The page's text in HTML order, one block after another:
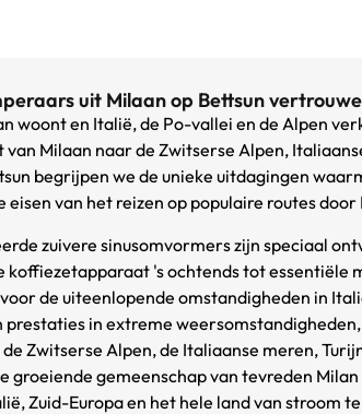
uit Milaan op Bettsun
woont en Italië, de Po-vallei en de Alpen
Milaan naar de Zwitserse Alpen,
begrijpen we de unieke uitdagingen
eisen van het reizen op populaire routes
zuivere sinusomvormers zijn speciaal
koffiezetapparaat 's ochtends tot
de uiteenlopende omstandigheden in
prestaties in extreme
Zwitserse Alpen, de Italiaanse meren,
groeiende gemeenschap van tevreden
Zuid-Europa en het hele land van stroom